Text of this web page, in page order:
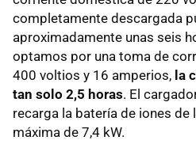
completamente descargada
aproximadamente unas seis
optamos por una toma de
400 voltios y 16 amperios, la
tan solo 2,5 horas. El
recarga la batería de iones
máxima de 7,4 kW.